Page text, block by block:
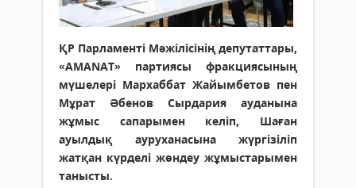
ҚР Парламенті Мәжілісінің депутаттары,
«AMANAT» партиясы фракциясының
мүшелері Мархаббат Жайымбетов пен
Мұрат Әбенов Сырдария ауданына
жұмыс сапарымен келіп, Шаған
ауылдық ауруханасына жүргізіліп
жатқан күрделі жөндеу жұмыстарымен
танысты.